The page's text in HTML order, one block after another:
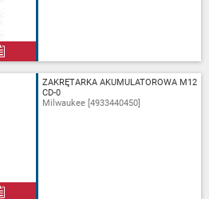
ZAKRĘTARKA AKUMULATOROWA M12
CD-0
Milwaukee [4933440450]